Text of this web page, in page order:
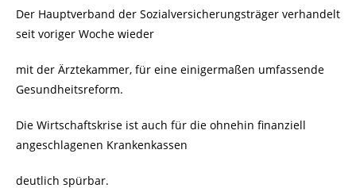
Der Hauptverband der Sozialversicherungsträger verhandelt
seit voriger Woche wieder
mit der Ärztekammer, für eine einigermaßen umfassende
Gesundheitsreform.
Die Wirtschaftskrise ist auch für die ohnehin finanziell
angeschlagenen Krankenkassen
deutlich spürbar.